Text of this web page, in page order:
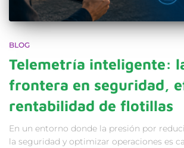
BLOG
Telemetría inteligente:
frontera en seguridad,
rentabilidad de flotillas
En un entorno donde la presión por
la seguridad y optimizar operaciones es